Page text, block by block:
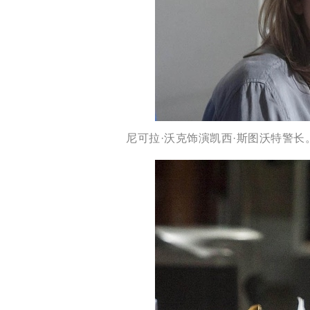
尼可拉·沃克饰演凯西·斯图沃特警长